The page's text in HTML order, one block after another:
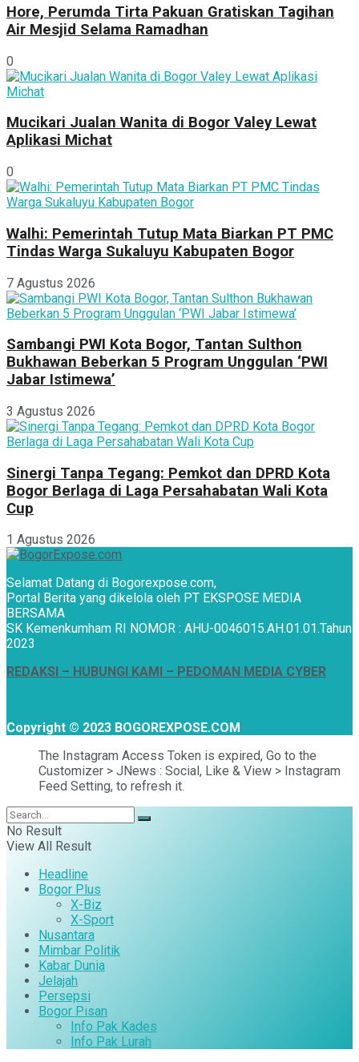
Hore, Perumda Tirta Pakuan Gratiskan Tagihan
Air Mesjid Selama Ramadhan
0
Mucikari Jualan Wanita di Bogor Valey Lewat
Aplikasi Michat
0
Walhi: Pemerintah Tutup Mata Biarkan PT PMC
Tindas Warga Sukaluyu Kabupaten Bogor
7 Agustus 2026
Sambangi PWI Kota Bogor, Tantan Sulthon
Bukhawan Beberkan 5 Program Unggulan ‘PWI
Jabar Istimewa’
3 Agustus 2026
Sinergi Tanpa Tegang: Pemkot dan DPRD Kota
Bogor Berlaga di Laga Persahabatan Wali Kota
Cup
1 Agustus 2026
Selamat Datang di Bogorexpose.com,
Portal Berita yang dikelola oleh PT EKSPOSE MEDIA
BERSAMA
SK Kemenkumham RI NOMOR : AHU-0046015.AH.01.01.Tahun
2023
REDAKSI – HUBUNGI KAMI – PEDOMAN MEDIA CYBER
Copyright © 2023 BOGOREXPOSE.COM
The Instagram Access Token is expired, Go to the
Customizer > JNews : Social, Like & View > Instagram
Feed Setting, to refresh it.
No Result
View All Result
Headline
Bogor Plus
X-Biz
X-Sport
Nusantara
Mimbar Politik
Kabar Dunia
Jelajah
Persepsi
Bogor Pisan
Info Pak Kades
Info Pak Lurah